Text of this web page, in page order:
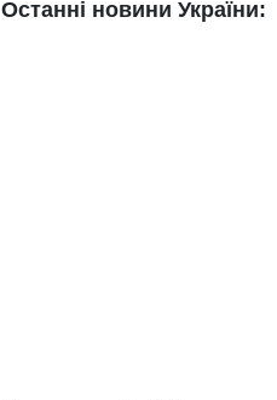
Останні новини України: